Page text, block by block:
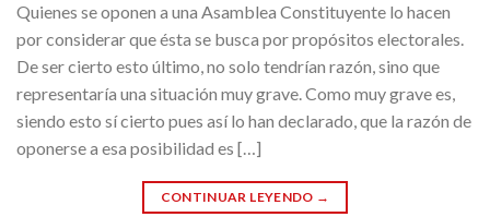
Quienes se oponen a una Asamblea Constituyente lo hacen
por considerar que ésta se busca por propósitos electorales.
De ser cierto esto último, no solo tendrían razón, sino que
representaría una situación muy grave. Como muy grave es,
siendo esto sí cierto pues así lo han declarado, que la razón de
oponerse a esa posibilidad es […]
CONTINUAR LEYENDO →